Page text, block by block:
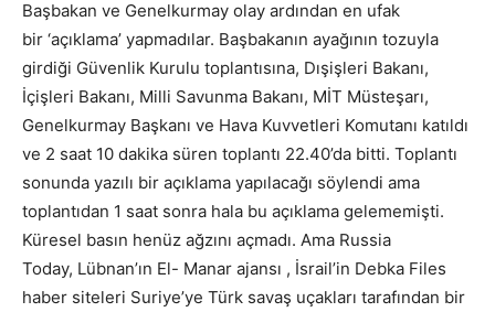
Başbakan ve Genelkurmay olay ardından en ufak
bir ‘açıklama’ yapmadılar. Başbakanın ayağının tozuyla
girdiği Güvenlik Kurulu toplantısına, Dışişleri Bakanı,
İçişleri Bakanı, Milli Savunma Bakanı, MİT Müsteşarı,
Genelkurmay Başkanı ve Hava Kuvvetleri Komutanı katıldı
ve 2 saat 10 dakika süren toplantı 22.40’da bitti. Toplantı
sonunda yazılı bir açıklama yapılacağı söylendi ama
toplantıdan 1 saat sonra hala bu açıklama gelememişti.
Küresel basın henüz ağzını açmadı. Ama Russia
Today, Lübnan’ın El- Manar ajansı , İsrail’in Debka Files
haber siteleri Suriye’ye Türk savaş uçakları tarafından bir